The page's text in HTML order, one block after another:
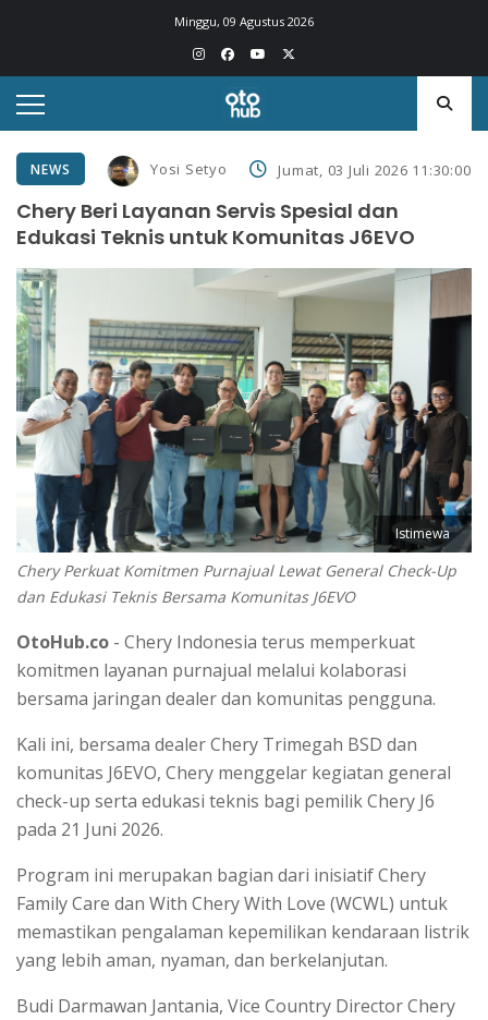
Minggu, 09 Agustus 2026
NEWS Yosi Setyo Jumat, 03 Juli 2026 11:30:00
Chery Beri Layanan Servis Spesial dan
Edukasi Teknis untuk Komunitas J6EVO
Istimewa
Chery Perkuat Komitmen Purnajual Lewat General Check-Up
dan Edukasi Teknis Bersama Komunitas J6EVO
OtoHub.co - Chery Indonesia terus memperkuat
komitmen layanan purnajual melalui kolaborasi
bersama jaringan dealer dan komunitas pengguna.
Kali ini, bersama dealer Chery Trimegah BSD dan
komunitas J6EVO, Chery menggelar kegiatan general
check-up serta edukasi teknis bagi pemilik Chery J6
pada 21 Juni 2026.
Program ini merupakan bagian dari inisiatif Chery
Family Care dan With Chery With Love (WCWL) untuk
memastikan pengalaman kepemilikan kendaraan listrik
yang lebih aman, nyaman, dan berkelanjutan.
Budi Darmawan Jantania, Vice Country Director Chery